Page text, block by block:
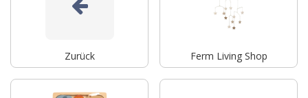
Zurück Ferm Living Shop